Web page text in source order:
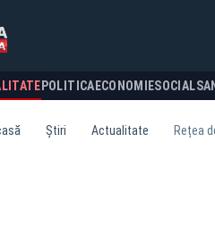
POLITICA ECONOMIESOCIAL
Știri Actualitate Rețea